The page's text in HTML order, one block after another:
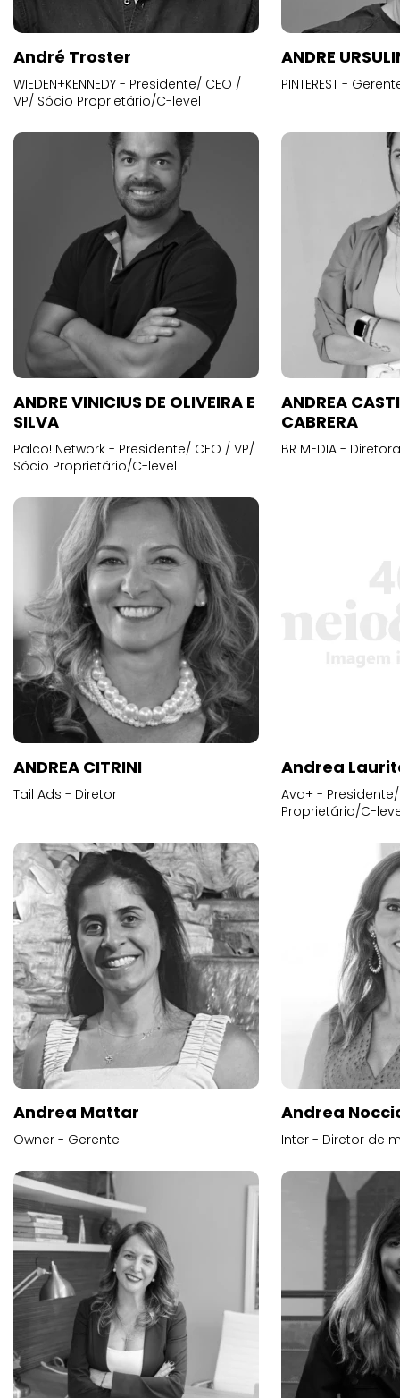
André Troster
WIEDEN+KENNEDY - Presidente/ CEO /
VP/ Sócio Proprietário/C-level
ANDRE
PINTEREST -
ANDRE VINICIUS DE OLIVEIRA E
SILVA
Palco! Network - Presidente/ CEO / VP/
Sócio Proprietário/C-level
ANDREA
CABRERA
BR MEDIA -
ANDREA CITRINI
Tail Ads - Diretor
Andrea
Ava+ -
Proprietário/C-
Andrea Mattar
Owner - Gerente
Andrea
Inter - Diretor de